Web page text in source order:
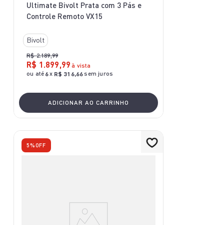
Ultimate Bivolt Prata com 3 Pás e
Controle Remoto VX15
Bivolt
R$ 2.189,99
R$ 1 .899,99 à vista
ou até 6x R$ 316,66sem juros
ADICIONAR AO CARRINHO
5%OFF